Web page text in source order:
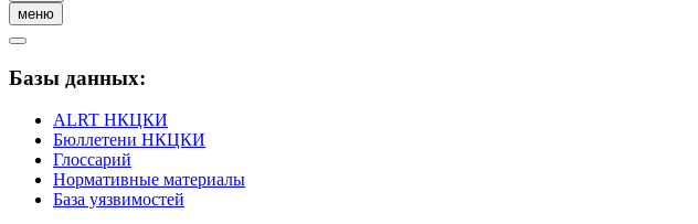
меню
Базы данных:
ALRT НКЦКИ
Бюллетени НКЦКИ
Глоссарий
Нормативные материалы
База уязвимостей